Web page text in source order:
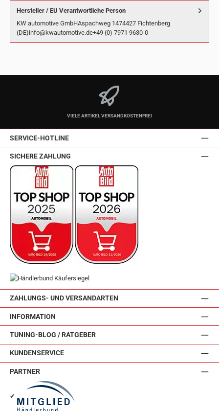
Hersteller / EU Verantwortliche Person
KW automotive GmbHAspachweg 1474427 Fichtenberg
(DE)info@kwautomotive.de+49 (0) 7971 9630-0
VIELE ARTIKEL VERSANDKOSTENFREI
SERVICE-HOTLINE
ZAHLUNGS- UND VERSANDARTEN
INFORMATION
TUNING-BLOG / RATGEBER
KUNDENSERVICE
SICHERE ZAHLUNG
PARTNER
✔